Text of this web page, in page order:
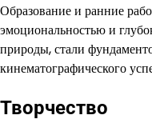
Образование и ранние
эмоциональностью и
природы, стали
кинематографического
Творчество